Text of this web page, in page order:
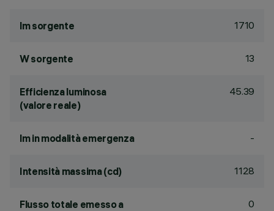
lm sorgente 1710
W sorgente 13
Efficienza luminosa
(valore reale)
45.39
lm in modalità emergenza -
Intensità massima (cd) 1128
Flusso totale emesso a
0